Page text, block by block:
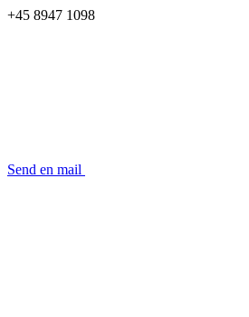
+45 8947 1098
Send en mail